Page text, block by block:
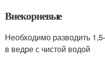
Внекорневые
Необходимо разводить
в ведре с чистой водой